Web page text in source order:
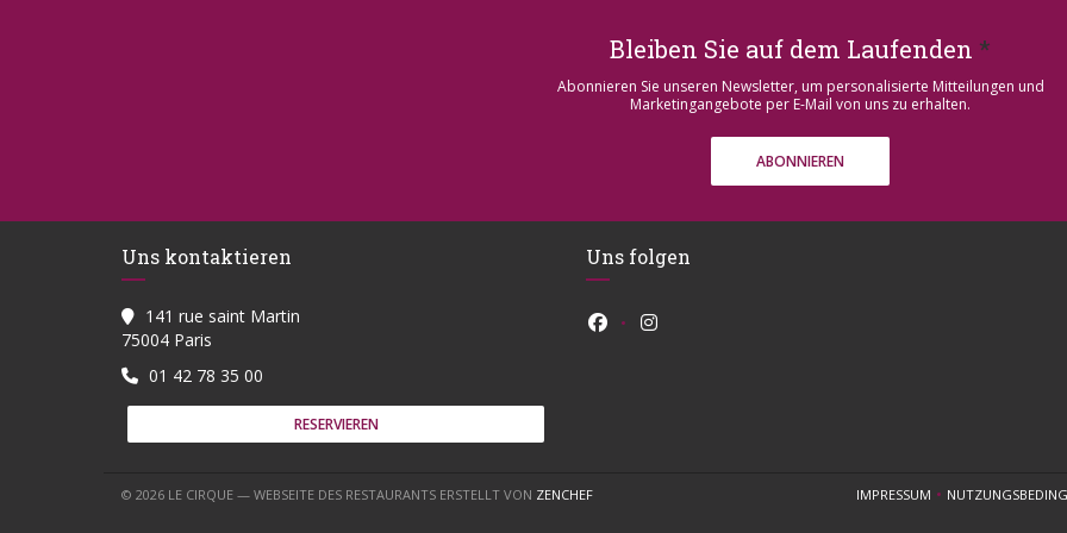
Bleiben Sie auf dem Laufenden *
Abonnieren Sie unseren Newsletter, um personalisierte Mitteilungen und
Marketingangebote per E-Mail von uns zu erhalten.
ABONNIEREN
Uns kontaktieren
141 rue saint Martin
75004 Paris
01 42 78 35 00
RESERVIEREN
Uns folgen
Facebook ((öffnet ein neues Fenster))
Instagram ((öffnet ein neues Fenster))
© 2026 LE CIRQUE — WEBSEITE DES RESTAURANTS ERSTELLT VON ZENCHEF((ÖFFNET EIN NEUES FENSTER)) IMPRESSUM((ÖFFNET EIN NEUES